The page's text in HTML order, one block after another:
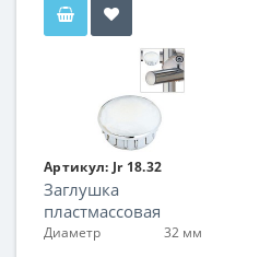
Артикул:Jr 18.32
Заглушка
пластмассовая
Диаметр 32 мм